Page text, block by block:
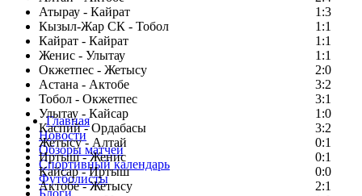
Атырау - Кайрат
1:3
Кызыл-Жар СК - Тобол
1:1
Кайрат - Кайрат
1:1
Женис - Улытау
1:1
Окжетпес - Жетысу
2:0
Астана - Актобе
3:2
Тобол - Окжетпес
3:1
Улытау - Кайсар
1:0
Каспий - Ордабасы
3:2
Жетысу - Алтай
0:1
Иртыш - Женис
0:1
Кайсар - Иртыш
0:0
Актобе - Жетысу
2:1
Главная
Новости
Обзоры матчей
Спортивный календарь
Футболисты